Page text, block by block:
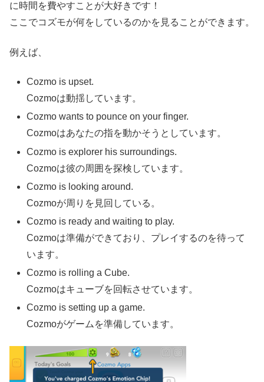
に時間を費やすことが大好きです！
ここでコズモが何をしているのかを見ることができます。
例えば、
Cozmo is upset.
Cozmoは動揺しています。
Cozmo wants to pounce on your finger.
Cozmoはあなたの指を動かそうとしています。
Cozmo is explorer his surroundings.
Cozmoは彼の周囲を探検しています。
Cozmo is looking around.
Cozmoが周りを見回している。
Cozmo is ready and waiting to play.
Cozmoは準備ができており、プレイするのを待って
います。
Cozmo is rolling a Cube.
Cozmoはキューブを回転させています。
Cozmo is setting up a game.
Cozmoがゲームを準備しています。